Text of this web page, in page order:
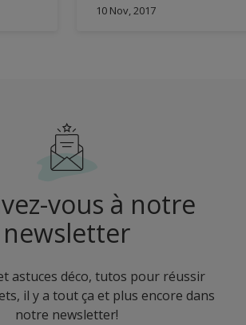
10 Nov, 2017
vous à notre
newsletter
astuces déco, tutos pour réussir
il y a tout ça et plus encore dans
notre newsletter!